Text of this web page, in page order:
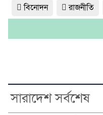
বিনোদন
রাজনীতি
সারাদেশ সর্বশেষ